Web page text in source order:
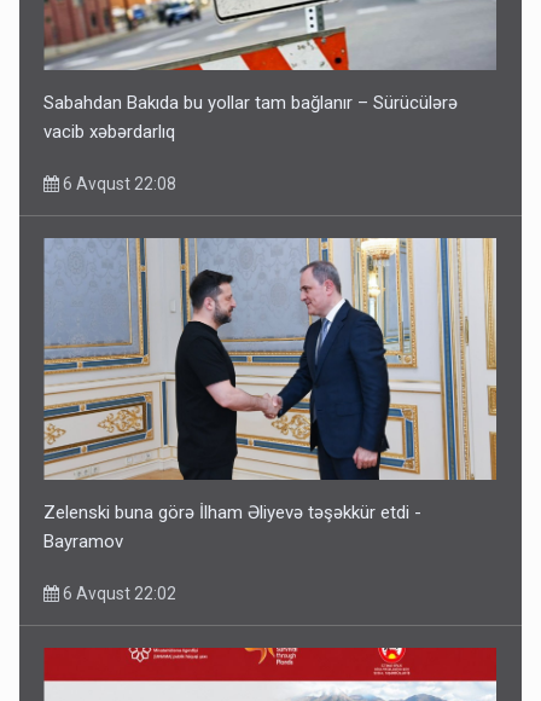
Sabahdan Bakıda bu yollar tam bağlanır – Sürücülərə
vacib xəbərdarlıq
6 Avqust 22:08
Zelenski buna görə İlham Əliyevə təşəkkür etdi -
Bayramov
6 Avqust 22:02